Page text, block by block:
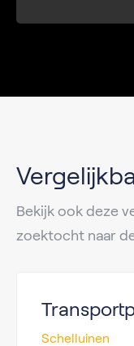
Bekijk ook deze
zoektocht naar
Schelluinen